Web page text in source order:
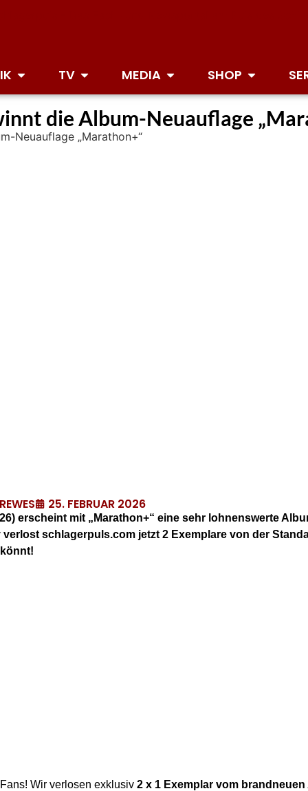
TV MEDIA SHOP
die Album-Neuauflage
25. FEBRUAR 2026
erscheint mit „Marathon+“ eine sehr lohnenswerte
schlagerpuls.com jetzt 2 Exemplare von der
Wir verlosen exklusiv 2 x 1 Exemplar vom